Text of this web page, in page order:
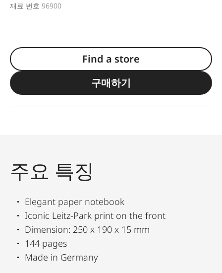
재료 번호 96900
Find a store
구매하기
주요 특징
Elegant paper notebook
Iconic Leitz-Park print on the front
Dimension: 250 x 190 x 15 mm
144 pages
Made in Germany